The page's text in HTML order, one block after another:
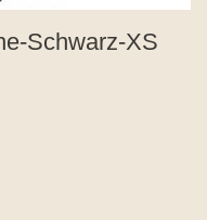
Schwarz-XS